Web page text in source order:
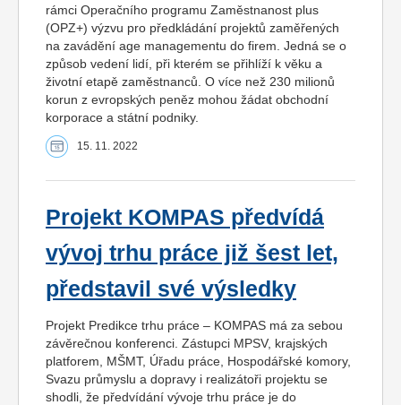
rámci Operačního programu Zaměstnanost plus
(OPZ+) výzvu pro předkládání projektů zaměřených
na zavádění age managementu do firem. Jedná se o
způsob vedení lidí, při kterém se přihlíží k věku a
životní etapě zaměstnanců. O více než 230 milionů
korun z evropských peněz mohou žádat obchodní
korporace a státní podniky.
15. 11. 2022
Projekt KOMPAS předvídá
vývoj trhu práce již šest let,
představil své výsledky
Projekt Predikce trhu práce – KOMPAS má za sebou
závěrečnou konferenci. Zástupci MPSV, krajských
platforem, MŠMT, Úřadu práce, Hospodářské komory,
Svazu průmyslu a dopravy i realizátoři projektu se
shodli, že předvídání vývoje trhu práce je do